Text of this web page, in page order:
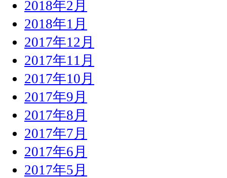
2018年2月
2018年1月
2017年12月
2017年11月
2017年10月
2017年9月
2017年8月
2017年7月
2017年6月
2017年5月